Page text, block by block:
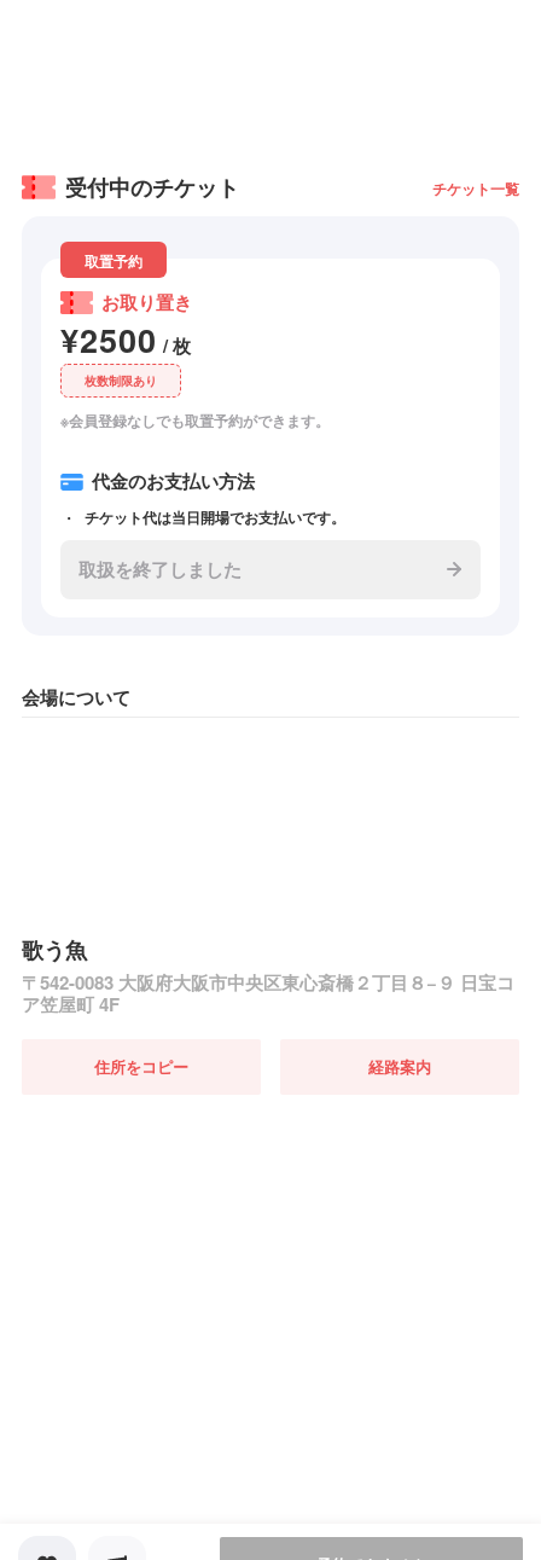
受付中のチケット チケット一覧
取置予約
お取り置き
¥2500 / 枚
枚数制限あり
※会員登録なしでも取置予約ができます。
代金のお支払い方法
チケット代は当日開場でお支払いです。
取扱を終了しました
会場について
歌う魚
〒542-0083 大阪府大阪市中央区東心斎橋２丁目８−９ 日宝コ
ア笠屋町 4F
住所をコピー 経路案内